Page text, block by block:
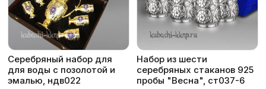
Серебряный набор для
для воды с позолотой и
эмалью, ндв022
Набор из шести
серебряных стаканов 925
пробы "Весна", ст037-6